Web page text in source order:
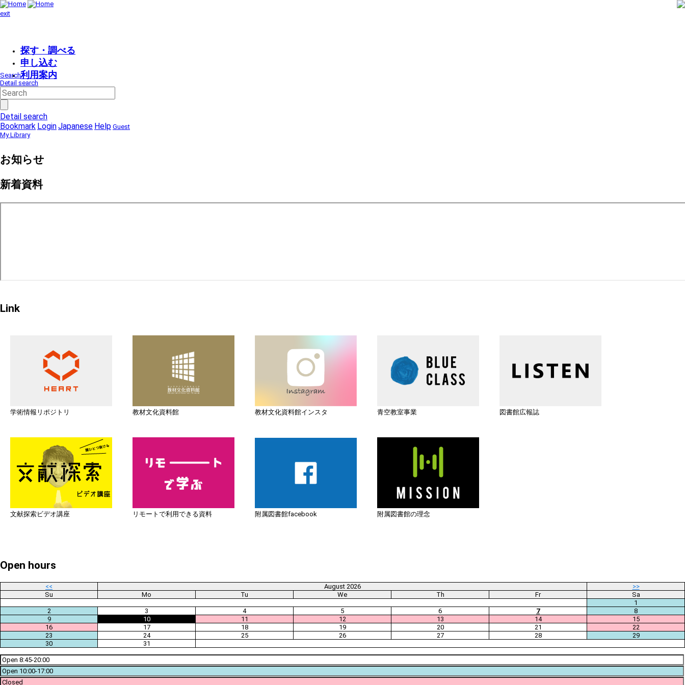
exit
探す・調べる
申し込む
利用案内
Search
Detail search
Detail search
Bookmark LoginJapanese Help Guest
My Library
お知らせ
新着資料
Link
学術情報リポジトリ 教材文化資料館 教材文化資料館インスタ 青空教室事業 図書館広報誌
文献探索ビデオ講座 リモートで利用できる資料 附属図書館facebook 附属図書館の理念
Open hours
<< August 2026
>>
Su
Mo Tu We Th Fr
Sa
1
2
3 4 5 6 7
8
9
10 11 12 13 14
15
16
17 18 19 20 21
22
23
24 25 26 27 28
29
30
31